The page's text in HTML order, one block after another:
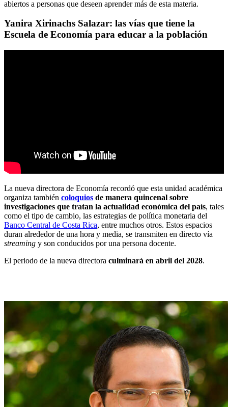
abiertos a personas que deseen aprender más de esta materia.
Yanira Xirinachs Salazar: las vías que tiene la
Escuela de Economía para educar a la población
La nueva directora de Economía recordó que esta unidad académica
organiza también coloquios de manera quincenal sobre
investigaciones que tratan la actualidad económica del país, tales
como el tipo de cambio, las estrategias de política monetaria del
Banco Central de Costa Rica, entre muchos otros. Estos espacios
duran alrededor de una hora y media, se transmiten en directo vía
streaming y son conducidos por una persona docente.
El periodo de la nueva directora culminará en abril del 2028.